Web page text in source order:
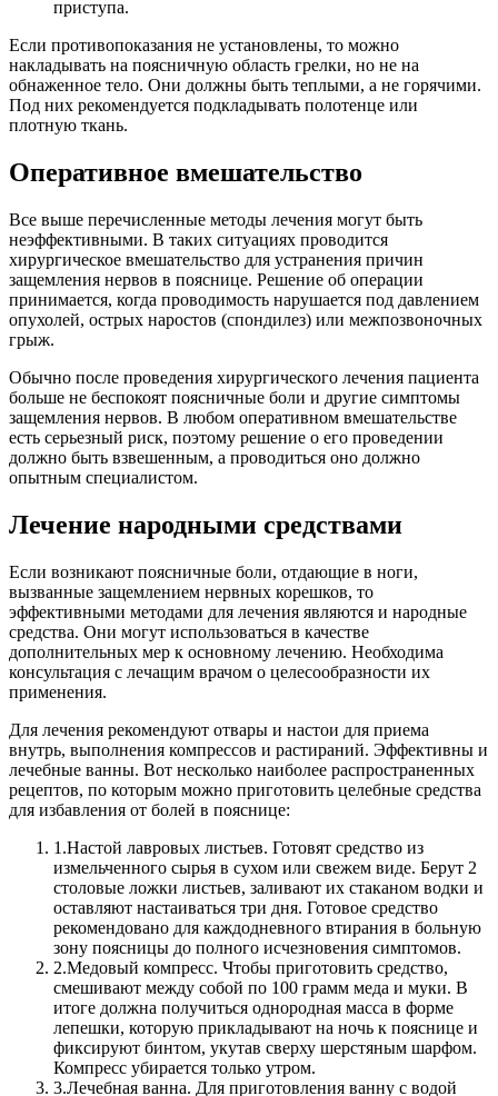
приступа.
Если противопоказания не установлены, то можно
накладывать на поясничную область грелки, но не на
обнаженное тело. Они должны быть теплыми, а не горячими.
Под них рекомендуется подкладывать полотенце или
плотную ткань.
Оперативное вмешательство
Все выше перечисленные методы лечения могут быть
неэффективными. В таких ситуациях проводится
хирургическое вмешательство для устранения причин
защемления нервов в пояснице. Решение об операции
принимается, когда проводимость нарушается под давлением
опухолей, острых наростов (спондилез) или межпозвоночных
грыж.
Обычно после проведения хирургического лечения пациента
больше не беспокоят поясничные боли и другие симптомы
защемления нервов. В любом оперативном вмешательстве
есть серьезный риск, поэтому решение о его проведении
должно быть взвешенным, а проводиться оно должно
опытным специалистом.
Лечение народными средствами
Если возникают поясничные боли, отдающие в ноги,
вызванные защемлением нервных корешков, то
эффективными методами для лечения являются и народные
средства. Они могут использоваться в качестве
дополнительных мер к основному лечению. Необходима
консультация с лечащим врачом о целесообразности их
применения.
Для лечения рекомендуют отвары и настои для приема
внутрь, выполнения компрессов и растираний. Эффективны и
лечебные ванны. Вот несколько наиболее распространенных
рецептов, по которым можно приготовить целебные средства
для избавления от болей в пояснице:
1.Настой лавровых листьев. Готовят средство из
измельченного сырья в сухом или свежем виде. Берут 2
столовые ложки листьев, заливают их стаканом водки и
оставляют настаиваться три дня. Готовое средство
рекомендовано для каждодневного втирания в больную
зону поясницы до полного исчезновения симптомов.
2.Медовый компресс. Чтобы приготовить средство,
смешивают между собой по 100 грамм меда и муки. В
итоге должна получиться однородная масса в форме
лепешки, которую прикладывают на ночь к пояснице и
фиксируют бинтом, укутав сверху шерстяным шарфом.
Компресс убирается только утром.
3.Лечебная ванна. Для приготовления ванну с водой